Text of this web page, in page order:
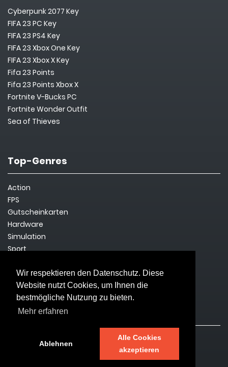
Wir respektieren den Datenschutz. Diese
Website nutzt Cookies, um Ihnen die
bestmögliche Nutzung zu bieten.
Mehr erfahren
Ablehnen
Alle Cookies
akzeptieren
Cyberpunk 2077 Key
FIFA 23 PC Key
FIFA 23 PS4 Key
FIFA 23 Xbox One Key
FIFA 23 Xbox X Key
Fifa 23 Points
Fifa 23 Points Xbox X
Fortnite V-Bucks PC
Fortnite Wonder Outfit
Sea of Thieves
Top-Genres
Action
FPS
Gutscheinkarten
Hardware
Simulation
Sport
Survival
Rechtliches
Impressum